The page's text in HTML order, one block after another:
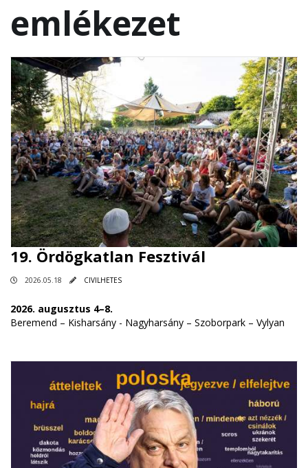
emlékezet
19. Ördögkatlan Fesztivál
2026.05.18 CIVILHETES
2026. augusztus 4–8.
Beremend – Kisharsány - Nagyharsány – Szoborpark – Vylyan